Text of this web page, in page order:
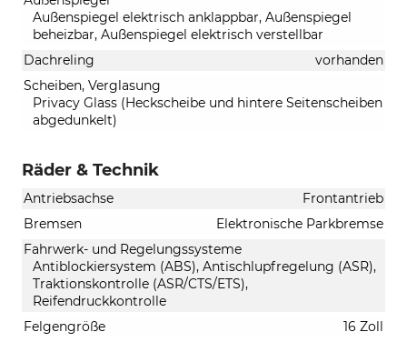
Außenspiegel elektrisch anklappbar, Außenspiegel
beheizbar, Außenspiegel elektrisch verstellbar
Dachreling
vorhanden
Scheiben, Verglasung
Privacy Glass (Heckscheibe und hintere Seitenscheiben
abgedunkelt)
Räder & Technik
Antriebsachse
Frontantrieb
Bremsen
Elektronische Parkbremse
Fahrwerk- und Regelungssysteme
Antiblockiersystem (ABS), Antischlupfregelung (ASR),
Traktionskontrolle (ASR/CTS/ETS),
Reifendruckkontrolle
Felgengröße
16 Zoll